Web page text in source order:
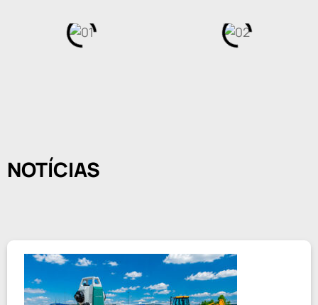
NOTÍCIAS